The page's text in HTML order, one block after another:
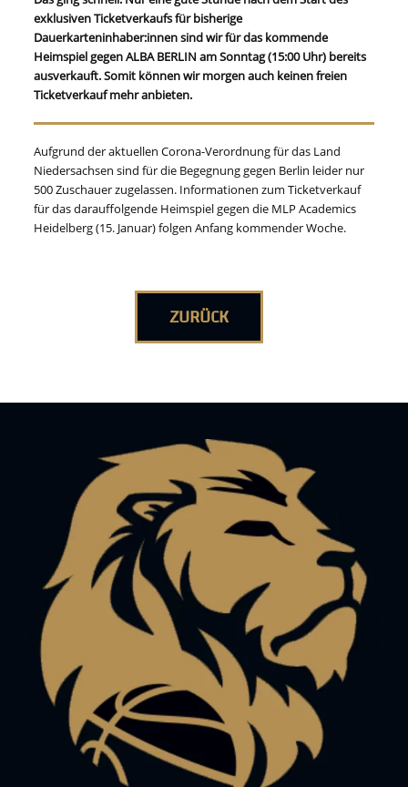
exklusiven Ticketverkaufs für bisherige
Dauerkarteninhaber:innen sind wir für das kommende
Heimspiel gegen ALBA BERLIN am Sonntag (15:00 Uhr) bereits
ausverkauft. Somit können wir morgen auch keinen freien
Ticketverkauf mehr anbieten.
Aufgrund der aktuellen Corona-Verordnung für das Land
Niedersachsen sind für die Begegnung gegen Berlin leider nur
500 Zuschauer zugelassen. Informationen zum Ticketverkauf
für das darauffolgende Heimspiel gegen die MLP Academics
Heidelberg (15. Januar) folgen Anfang kommender Woche.
ZURÜCK